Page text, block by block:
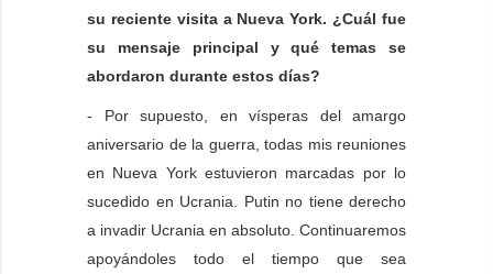
su reciente visita a Nueva York. ¿Cuál fue
su mensaje principal y qué temas se
abordaron durante estos días?
- Por supuesto, en vísperas del amargo
aniversario de la guerra, todas mis reuniones
en Nueva York estuvieron marcadas por lo
sucedido en Ucrania. Putin no tiene derecho
a invadir Ucrania en absoluto. Continuaremos
apoyándoles todo el tiempo que sea